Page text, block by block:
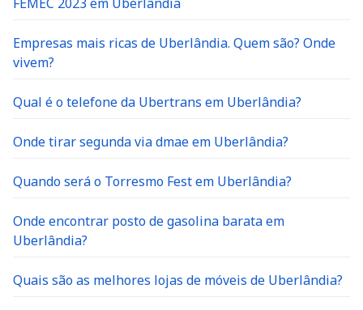
Empresas mais ricas de Uberlândia. Quem são? Onde
vivem?
Qual é o telefone da Ubertrans em Uberlândia?
Onde tirar segunda via dmae em Uberlândia?
Quando será o Torresmo Fest em Uberlândia?
Onde encontrar posto de gasolina barata em
Uberlândia?
Quais são as melhores lojas de móveis de Uberlândia?